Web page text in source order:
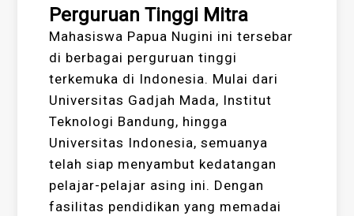
Perguruan Tinggi Mitra
Mahasiswa Papua Nugini ini tersebar
di berbagai perguruan tinggi
terkemuka di Indonesia. Mulai dari
Universitas Gadjah Mada, Institut
Teknologi Bandung, hingga
Universitas Indonesia, semuanya
telah siap menyambut kedatangan
pelajar-pelajar asing ini. Dengan
fasilitas pendidikan yang memadai